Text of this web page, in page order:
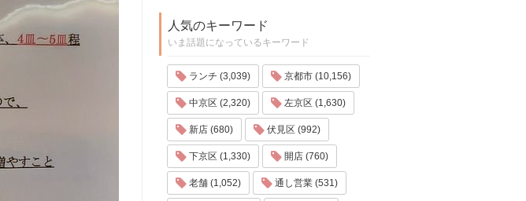
人気のキーワード
いま話題になっているキーワード
ランチ (3,039) 京都市 (10,156)
中京区 (2,320) 左京区 (1,630)
新店 (680) 伏見区 (992)
下京区 (1,330) 開店 (760)
老舗 (1,052) 通し営業 (531)